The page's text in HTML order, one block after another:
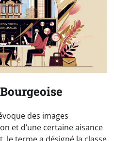
des images
et d’une certaine aisance